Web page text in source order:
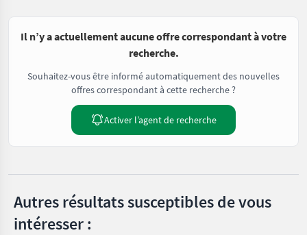
Il n’y a actuellement aucune offre correspondant à votre
recherche.
Souhaitez-vous être informé automatiquement des nouvelles
offres correspondant à cette recherche ?
Activer l’agent de recherche
Autres résultats susceptibles de vous
intéresser :